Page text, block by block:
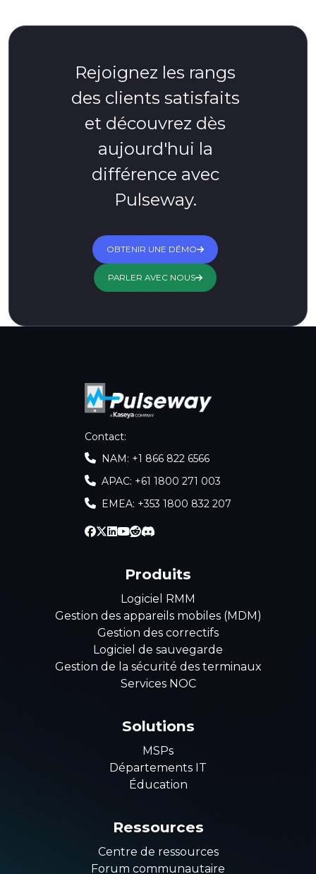
Rejoignez les rangs
des clients satisfaits
et découvrez dès
aujourd'hui la
différence avec
Pulseway.
OBTENIR UNE DÉMO
PARLER AVEC NOUS
Contact:
NAM: +1 866 822 6566
APAC: +61 1800 271 003
EMEA: +353 1800 832 207
Produits
Logiciel RMM
Gestion des appareils mobiles (MDM)
Gestion des correctifs
Logiciel de sauvegarde
Gestion de la sécurité des terminaux
Services NOC
Solutions
MSPs
Départements IT
Éducation
Ressources
Centre de ressources
Forum communautaire